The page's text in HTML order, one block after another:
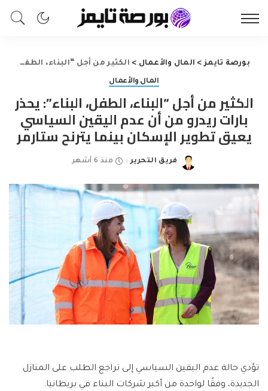
بورصة تايمز> المال والأعمال > الكثير من أجل “البناء، الطفل، البناء”: يحذر بارات ريدرو من أن عدم اليقين السياسي يعيق تطوير الإسكان بينما يترنح ستارمر
المال والأعمال
الكثير من أجل “البناء، الطفل، البناء”: يحذر
بارات ريدرو من أن عدم اليقين السياسي
يعيق تطوير الإسكان بينما يترنح ستارمر
Posted
فريق التحرير منذ 6 أشهر
تؤدي حالة عدم اليقين السياسي إلى تراجع الطلب على المنازل
الجديدة، وفقًا لواحدة من أكبر شركات البناء في بريطانيا.